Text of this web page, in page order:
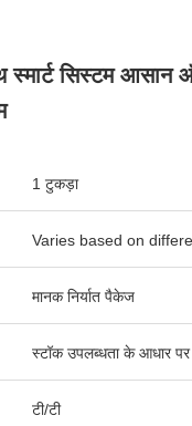
स्मार्ट सिस्टम
1 टुकड़ा
Varies based on
मानक निर्यात पैकेज
स्टॉक उपलब्धता के आधार पर
टी/टी